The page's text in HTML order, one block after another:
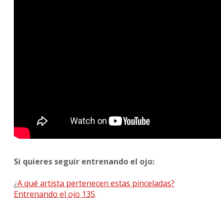
Si quieres seguir entrenando el ojo:
¿A qué artista pertenecen estas pinceladas?
Entrenando el ojo 135.